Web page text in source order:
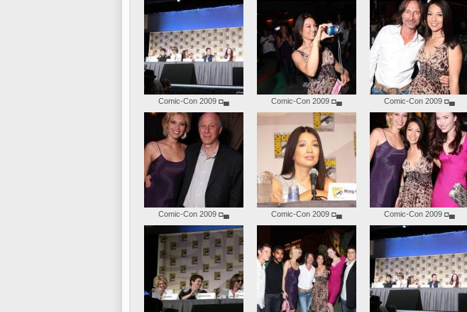
Comic-Con 2009 ◘▄ Comic-Con 2009 ◘▄ Comic-Con 2009 ◘▄
Comic-Con 2009 ◘▄ Comic-Con 2009 ◘▄ Comic-Con 2009 ◘▄